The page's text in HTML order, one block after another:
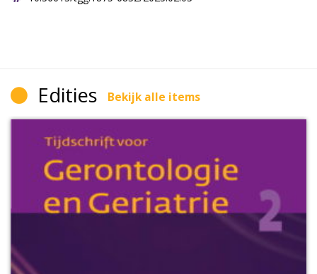
Edities Bekijk alle items